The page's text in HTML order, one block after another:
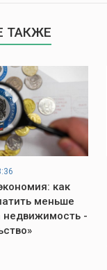
ТАКЖЕ
как
меньше
недвижимость -